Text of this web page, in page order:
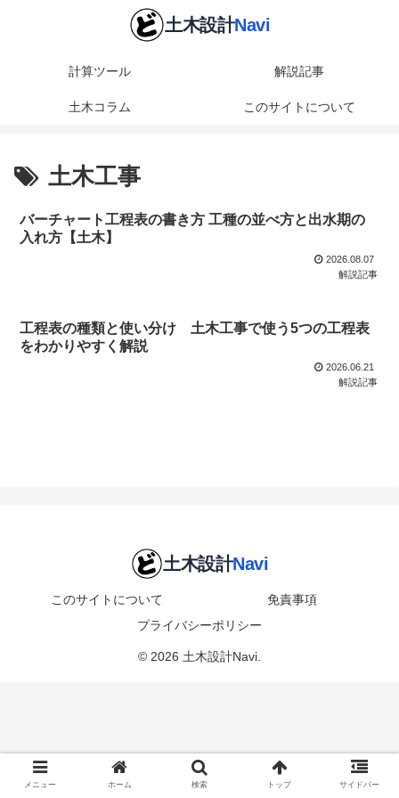
計算ツール 解説記事
土木コラム このサイトについて
土木工事
バーチャート工程表の書き方 工種の並べ方と出水期の
入れ方【土木】
2026.08.07
解説記事
工程表の種類と使い分け 土木工事で使う5つの工程表
をわかりやすく解説
2026.06.21
解説記事
このサイトについて
免責事項
プライバシーポリシー
© 2026 土木設計Navi.
メニュー ホーム 検索 トップ サイドバー